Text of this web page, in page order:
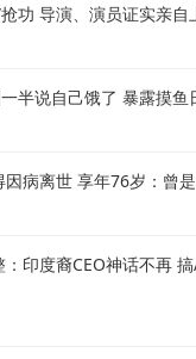
功 导演、演员证实亲自
半说自己饿了 暴露摸鱼
病离世 享年76岁：曾
印度裔CEO神话不再